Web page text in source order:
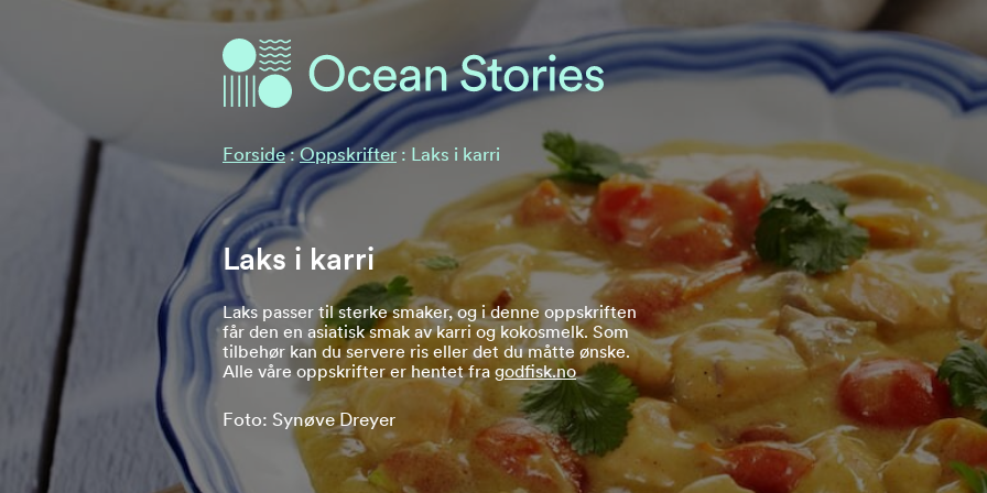
Ocean Stories
Forside:Oppskrifter: Laks i karri
Laks i karri
Laks passer til sterke smaker, og i denne oppskriften
får den en asiatisk smak av karri og kokosmelk. Som
tilbehør kan du servere ris eller det du måtte ønske.
Alle våre oppskrifter er hentet fra godfisk.no
Foto: Synøve Dreyer